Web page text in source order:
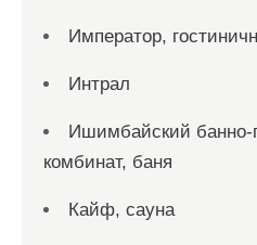
Император,
Интрал
Ишимбайский банно-
комбинат, баня
Кайф, сауна